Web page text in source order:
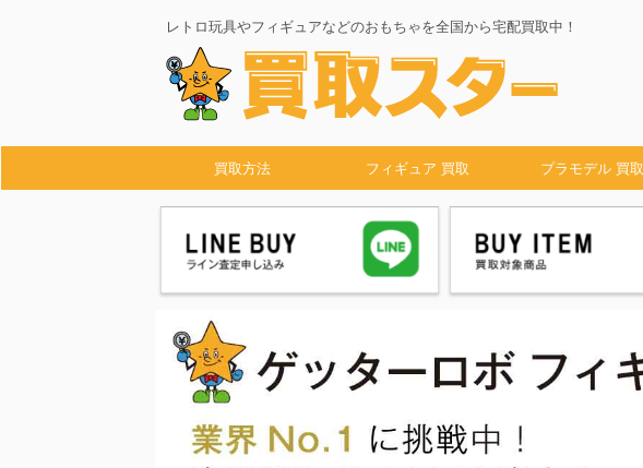
レトロ玩具やフィギュアなどのおもちゃを全国から宅配買取中！
買取方法 フィギュア 買取 プラモデル 買取